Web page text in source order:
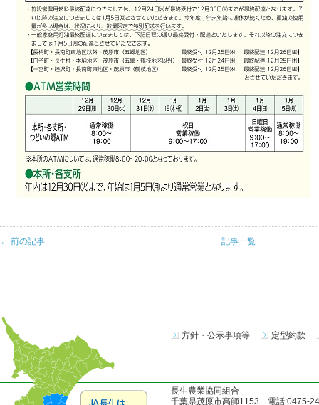
← 前の記事 記事一覧
方針・公示事項等 定型約款
長生農業協同組合
千葉県茂原市高師1153 電話:0475-